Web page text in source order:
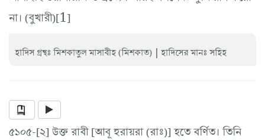
না। (বুখারী)[1]
হাদিস গ্রন্থঃ মিশকাতুল মাসাবীহ (মিশকাত) | হাদিসের মানঃ সহিহ
৫১০৫-[২] উক্ত রাবী [আবূ হুরায়রা (রাঃ)] হতে বর্ণিত। তিনি